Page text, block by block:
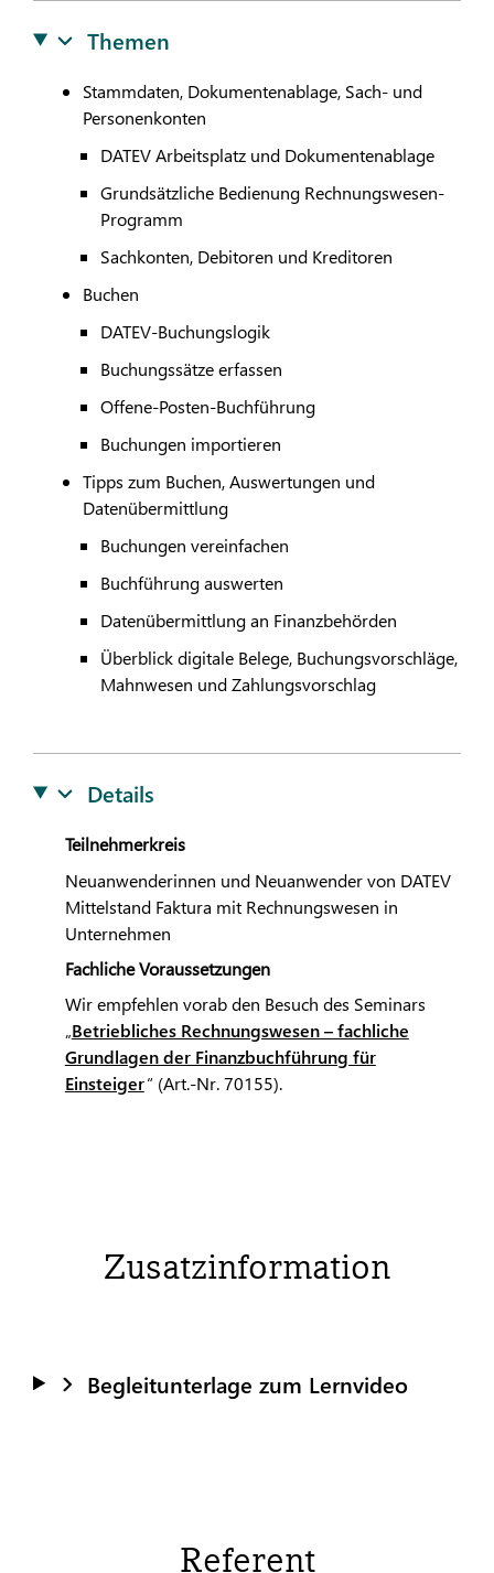
Themen
Stammdaten, Dokumentenablage, Sach- und
Personenkonten
DATEVArbeitsplatz und Dokumentenablage
Grundsätzliche Bedienung Rechnungswesen-
Programm
Sachkonten, Debitoren und Kreditoren
Buchen
DATEV-Buchungslogik
Buchungssätze erfassen
Offene-Posten-Buchführung
Buchungen importieren
Tipps zum Buchen, Auswertungen und
Datenübermittlung
Buchungen vereinfachen
Buchführung auswerten
Datenübermittlung an Finanzbehörden
Überblick digitale Belege, Buchungsvorschläge,
Mahnwesen und Zahlungsvorschlag
Details
Teilnehmerkreis
Neuanwenderinnen und Neuanwender von DATEV
Mittelstand Faktura mit Rechnungswesen in
Unternehmen
Fachliche Voraussetzungen
Wir empfehlen vorab den Besuch des Seminars
„Betriebliches Rechnungswesen – fachliche
Grundlagen der Finanzbuchführung für
Einsteiger“ (Art.-Nr. 70155).
Zusatzinformation
Begleitunterlage zum Lernvideo
Referent